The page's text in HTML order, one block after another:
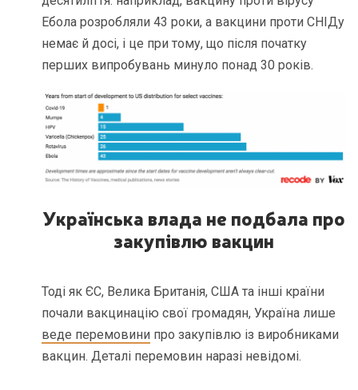
Ебола розробляли 43 роки, а вакцини проти СНІДу
немає й досі, і це при тому, що після початку
перших випробувань минуло понад 30 років.
Українська влада не подбала про
закупівлю вакцин
Тоді як ЄС, Велика Британія, США та інші країни
почали вакцинацію свої громадян, Україна лише
веде перемовини про закупівлю із виробниками
вакцин. Деталі перемовин наразі невідомі.